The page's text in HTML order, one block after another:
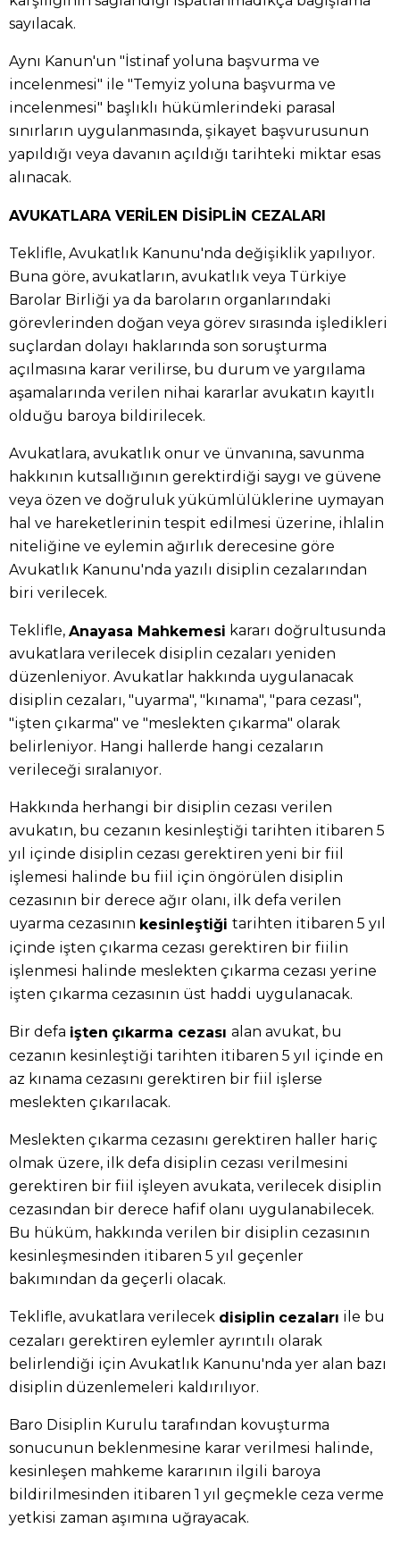
sayılacak.
Aynı Kanun'un "İstinaf yoluna başvurma ve
incelenmesi" ile "Temyiz yoluna başvurma ve
incelenmesi" başlıklı hükümlerindeki parasal
sınırların uygulanmasında, şikayet başvurusunun
yapıldığı veya davanın açıldığı tarihteki miktar esas
alınacak.
AVUKATLARA VERİLEN DİSİPLİN CEZALARI
Teklifle, Avukatlık Kanunu'nda değişiklik yapılıyor.
Buna göre, avukatların, avukatlık veya Türkiye
Barolar Birliği ya da baroların organlarındaki
görevlerinden doğan veya görev sırasında işledikleri
suçlardan dolayı haklarında son soruşturma
açılmasına karar verilirse, bu durum ve yargılama
aşamalarında verilen nihai kararlar avukatın kayıtlı
olduğu baroya bildirilecek.
Avukatlara, avukatlık onur ve ünvanına, savunma
hakkının kutsallığının gerektirdiği saygı ve güvene
veya özen ve doğruluk yükümlülüklerine uymayan
hal ve hareketlerinin tespit edilmesi üzerine, ihlalin
niteliğine ve eylemin ağırlık derecesine göre
Avukatlık Kanunu'nda yazılı disiplin cezalarından
biri verilecek.
Teklifle, Anayasa Mahkemesi kararı doğrultusunda
avukatlara verilecek disiplin cezaları yeniden
düzenleniyor. Avukatlar hakkında uygulanacak
disiplin cezaları, "uyarma", "kınama", "para cezası",
"işten çıkarma" ve "meslekten çıkarma" olarak
belirleniyor. Hangi hallerde hangi cezaların
verileceği sıralanıyor.
Hakkında herhangi bir disiplin cezası verilen
avukatın, bu cezanın kesinleştiği tarihten itibaren 5
yıl içinde disiplin cezası gerektiren yeni bir fiil
işlemesi halinde bu fiil için öngörülen disiplin
cezasının bir derece ağır olanı, ilk defa verilen
uyarma cezasının kesinleştiği tarihten itibaren 5 yıl
içinde işten çıkarma cezası gerektiren bir fiilin
işlenmesi halinde meslekten çıkarma cezası yerine
işten çıkarma cezasının üst haddi uygulanacak.
Bir defa işten çıkarma cezası alan avukat, bu
cezanın kesinleştiği tarihten itibaren 5 yıl içinde en
az kınama cezasını gerektiren bir fiil işlerse
meslekten çıkarılacak.
Meslekten çıkarma cezasını gerektiren haller hariç
olmak üzere, ilk defa disiplin cezası verilmesini
gerektiren bir fiil işleyen avukata, verilecek disiplin
cezasından bir derece hafif olanı uygulanabilecek.
Bu hüküm, hakkında verilen bir disiplin cezasının
kesinleşmesinden itibaren 5 yıl geçenler
bakımından da geçerli olacak.
Teklifle, avukatlara verilecek disiplin cezaları ile bu
cezaları gerektiren eylemler ayrıntılı olarak
belirlendiği için Avukatlık Kanunu'nda yer alan bazı
disiplin düzenlemeleri kaldırılıyor.
Baro Disiplin Kurulu tarafından kovuşturma
sonucunun beklenmesine karar verilmesi halinde,
kesinleşen mahkeme kararının ilgili baroya
bildirilmesinden itibaren 1 yıl geçmekle ceza verme
yetkisi zaman aşımına uğrayacak.